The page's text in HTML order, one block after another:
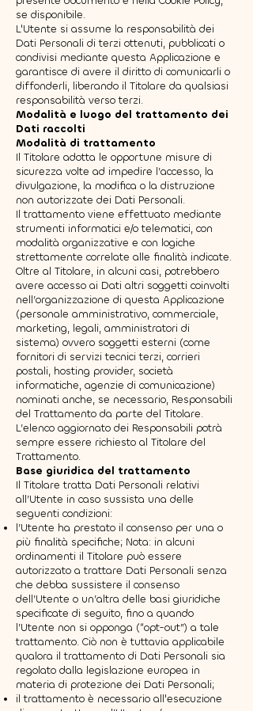
se disponibile.
L'Utente si assume la responsabilità dei
Dati Personali di terzi ottenuti, pubblicati o
condivisi mediante questa Applicazione e
garantisce di avere il diritto di comunicarli o
diffonderli, liberando il Titolare da qualsiasi
responsabilità verso terzi.
Modalità e luogo del trattamento dei
Dati raccolti
Modalità di trattamento
Il Titolare adotta le opportune misure di
sicurezza volte ad impedire l’accesso, la
divulgazione, la modifica o la distruzione
non autorizzate dei Dati Personali.
Il trattamento viene effettuato mediante
strumenti informatici e/o telematici, con
modalità organizzative e con logiche
strettamente correlate alle finalità indicate.
Oltre al Titolare, in alcuni casi, potrebbero
avere accesso ai Dati altri soggetti coinvolti
nell’organizzazione di questa Applicazione
(personale amministrativo, commerciale,
marketing, legali, amministratori di
sistema) ovvero soggetti esterni (come
fornitori di servizi tecnici terzi, corrieri
postali, hosting provider, società
informatiche, agenzie di comunicazione)
nominati anche, se necessario, Responsabili
del Trattamento da parte del Titolare.
L’elenco aggiornato dei Responsabili potrà
sempre essere richiesto al Titolare del
Trattamento.
Base giuridica del trattamento
Il Titolare tratta Dati Personali relativi
all’Utente in caso sussista una delle
seguenti condizioni:
l’Utente ha prestato il consenso per una o
più finalità specifiche; Nota: in alcuni
ordinamenti il Titolare può essere
autorizzato a trattare Dati Personali senza
che debba sussistere il consenso
dell’Utente o un’altra delle basi giuridiche
specificate di seguito, fino a quando
l’Utente non si opponga (“opt-out”) a tale
trattamento. Ciò non è tuttavia applicabile
qualora il trattamento di Dati Personali sia
regolato dalla legislazione europea in
materia di protezione dei Dati Personali;
il trattamento è necessario all'esecuzione